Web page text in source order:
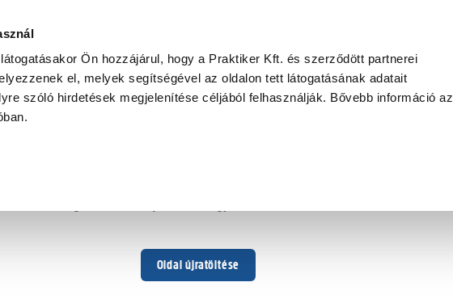
Ön hozzájárul, hogy a Praktiker Kft. és szerződött partnerei
el, melyek segítségével az oldalon tett látogatásának adatait
szóló hirdetések megjelenítése céljából felhasználják. Bővebb információ az
Oldal újratöltése